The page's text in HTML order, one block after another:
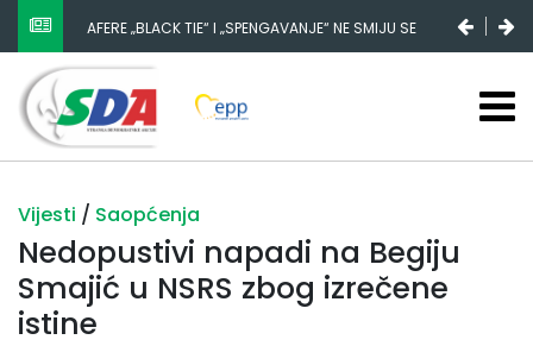
AFERE „BLACK TIE“ I „SPENGAVANJE“ NE SMIJU SE
ZATAŠKATI
Vijesti / Saopćenja
Nedopustivi napadi na Begiju
Smajić u NSRS zbog izrečene
istine